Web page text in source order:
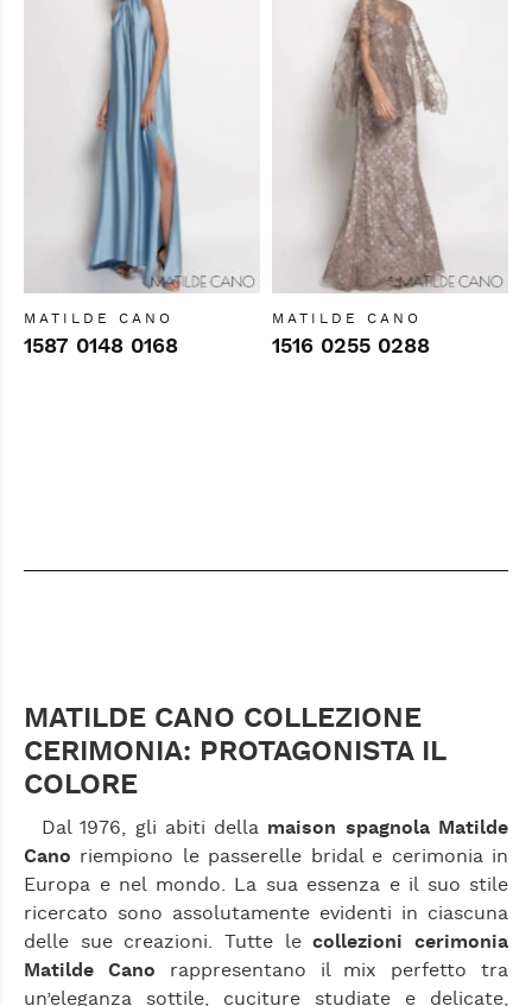
MATILDE CANO
1587 0148 0168
MATILDE CANO
1516 0255 0288
MATILDE CANO COLLEZIONE
CERIMONIA: PROTAGONISTA IL
COLORE
Dal 1976, gli abiti della maison spagnola Matilde
Cano riempiono le passerelle bridal e cerimonia in
Europa e nel mondo. La sua essenza e il suo stile
ricercato sono assolutamente evidenti in ciascuna
delle sue creazioni. Tutte lecollezioni cerimonia
Matilde Cano rappresentano il mix perfetto tra
un’eleganza sottile, cuciture studiate e delicate,